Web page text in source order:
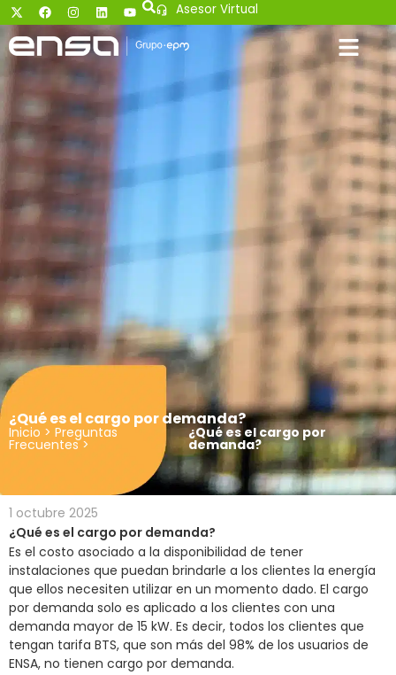
Asesor Virtual
¿Qué es el cargo por demanda?
Inicio > Preguntas
Frecuentes>
¿Qué es el cargo por
demanda?
1 octubre 2025
¿Qué es el cargo por demanda?
Es el costo asociado a la disponibilidad de tener
instalaciones que puedan brindarle a los clientes la energía
que ellos necesiten utilizar en un momento dado. El cargo
por demanda solo es aplicado a los clientes con una
demanda mayor de 15 kW. Es decir, todos los clientes que
tengan tarifa BTS, que son más del 98% de los usuarios de
ENSA, no tienen cargo por demanda.